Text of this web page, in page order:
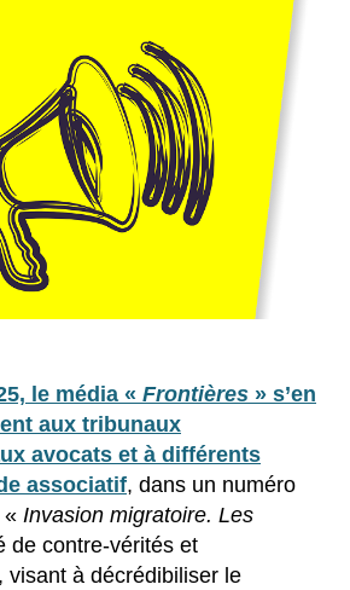
le média « Frontières » s’en
aux tribunaux
avocats et à différents
associatif, dans un numéro
« Invasion migratoire. Les
de contre-vérités et
visant à décrédibiliser le